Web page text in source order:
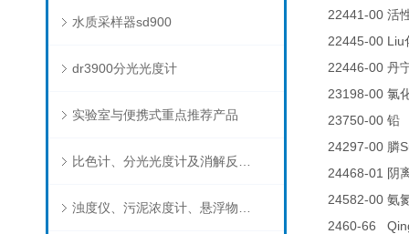
水质采样器sd900
dr3900分光光度计
实验室与便携式重点推荐产品
22441-00 活
22445-00 Liu
22446-00 丹
23198-00 氯
23750-00 铅
24297-00 膦
24468-01
阴
24582-00 氨
2460-66